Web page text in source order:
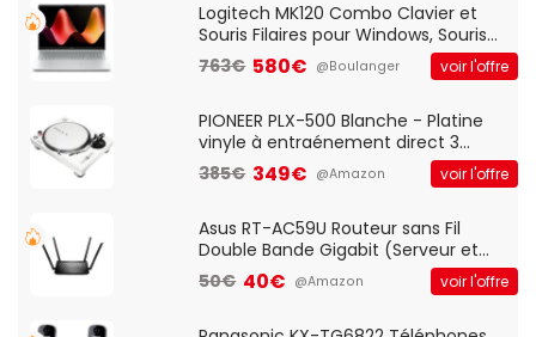
QWERTY UK - Noir
Logitech MK120 Combo Clavier et
Souris Filaires pour Windows, Souris
Optique Filaire, Connexion USB Plug
And Play, Confortable, Taille
QWERTY UK - Noir
763€ 580€ @Boulanger voir l'offre
PIONEER PLX-500 Blanche - Platine
vinyle à entraénement direct 3
vitesses (33-45-78 trs/min) avec
pre-ampli intégré et port USB
385€ 349€ @Amazon voir l'offre
Asus RT-AC59U Routeur sans Fil
Double Bande Gigabit (Serveur et
Client VPN, Triple Vlan, Mode Point
d'accès et Bridge, contrôle Parental,
50€ 40€ @Amazon voir l'offre